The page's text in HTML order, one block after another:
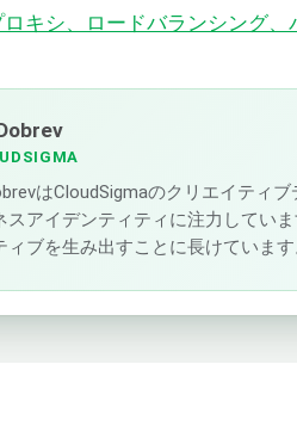
ロキシ、ロードバランシング
はCloudSigmaのクリエイティ
スアイデンティティに注力してい
ィブを生み出すことに長けていま